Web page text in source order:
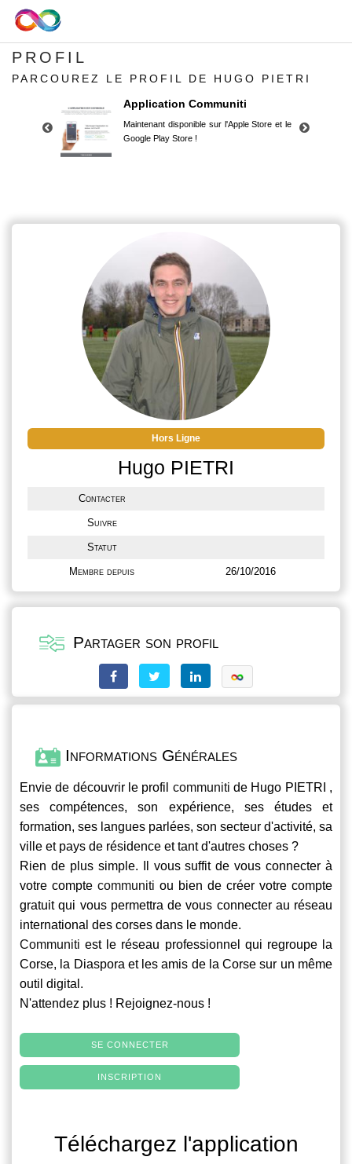
PROFIL
PARCOUREZ LE PROFIL DE HUGO PIETRI
Application Communiti
Maintenant disponible sur l'Apple Store et le
Google Play Store !
Hors Ligne
Hugo PIETRI
Contacter
Suivre
Statut
Membre depuis 26/10/2016
Partager son profil
Informations Générales
Envie de découvrir le profil communiti de Hugo PIETRI ,
ses compétences, son expérience, ses études et
formation, ses langues parlées, son secteur d'activité, sa
ville et pays de résidence et tant d'autres choses ?
Rien de plus simple. Il vous suffit de vous connecter à
votre compte communiti ou bien de créer votre compte
gratuit qui vous permettra de vous connecter au réseau
international des corses dans le monde.
Communiti est le réseau professionnel qui regroupe la
Corse, la Diaspora et les amis de la Corse sur un même
outil digital.
N'attendez plus ! Rejoignez-nous !
SE CONNECTER
INSCRIPTION
Téléchargez l'application